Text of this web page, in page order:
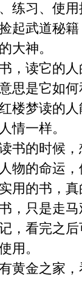
练习、使
起武道秘
大神。
，读它的
思是它如
楼梦读的
情一样。
书的时候
物的命运
用的书，
，只是走
，看完之
用。
黄金之家